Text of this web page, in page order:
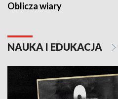
Oblicza wiary
NAUKA I EDUKACJA